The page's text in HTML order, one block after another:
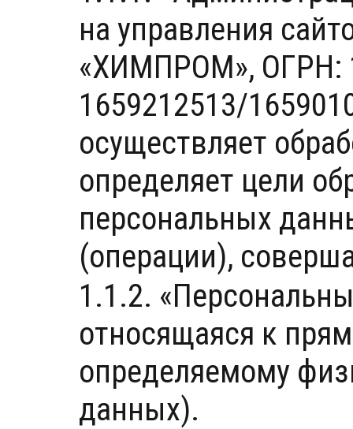
на управления
«ХИМПРОМ», ОГРН:
1659212513/
осуществляет
определяет цели
персональных
(операции),
1.1.2.
относящаяся к
определяемому
данных).